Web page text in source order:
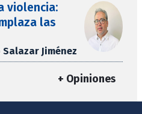
violencia:
las
Jiménez
+ Opiniones